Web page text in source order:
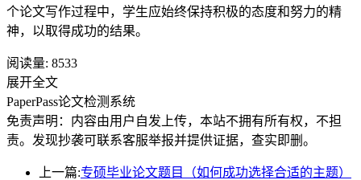
个论文写作过程中，学生应始终保持积极的态度和努力的精
神，以取得成功的结果。
阅读量: 8533
展开全文
PaperPass论文检测系统
免责声明：内容由用户自发上传，本站不拥有所有权，不担
责。发现抄袭可联系客服举报并提供证据，查实即删。
上一篇:专硕毕业论文题目（如何成功选择合适的主题）